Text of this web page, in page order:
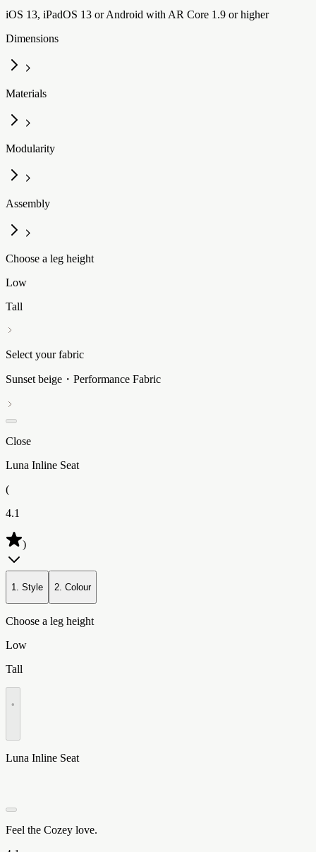
iOS 13, iPadOS 13 or Android with AR Core 1.9 or higher
Dimensions
Materials
Modularity
Assembly
Choose a leg height
Low
Tall
Select your fabric
Sunset beige・Performance Fabric
Close
Luna Inline Seat
(
4.1
)
1. Style 2. Colour
Choose a leg height
Low
Tall
•
Luna Inline Seat
Feel the Cozey love.